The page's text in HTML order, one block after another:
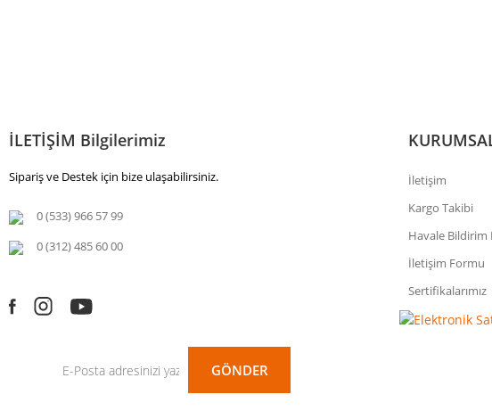
İLETİŞİM Bilgilerimiz
Sipariş ve Destek için bize ulaşabilirsiniz.
0 (533) 966 57 99
0 (312) 485 60 00
GÖNDER
İletişim
Kargo Takibi
Havale Bildirim
İletişim Formu
Sertifikalarımız